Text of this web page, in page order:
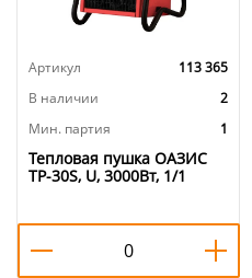
Артикул
113 365
В наличии
2
Мин. партия
1
Тепловая пушка ОАЗИС
TP-30S, U, 3000Вт, 1/1